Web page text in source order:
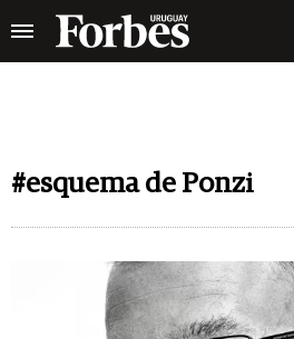
#esquema de Ponzi